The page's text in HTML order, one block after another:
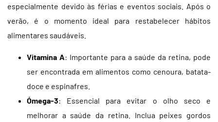
especialmente devido às férias e eventos sociais. Após o
verão, é o momento ideal para restabelecer hábitos
alimentares saudáveis.
Vitamina A: Importante para a saúde da retina, pode
ser encontrada em alimentos como cenoura, batata-
doce e espinafres.
Ómega-3: Essencial para evitar o olho seco e
melhorar a saúde da retina. Inclua peixes gordos